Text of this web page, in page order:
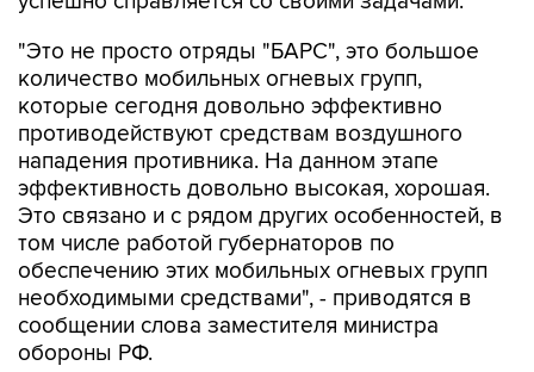
"Это не просто отряды "БАРС", это большое
количество мобильных огневых групп,
которые сегодня довольно эффективно
противодействуют средствам воздушного
нападения противника. На данном этапе
эффективность довольно высокая, хорошая.
Это связано и с рядом других особенностей, в
том числе работой губернаторов по
обеспечению этих мобильных огневых групп
необходимыми средствами", - приводятся в
сообщении слова заместителя министра
обороны РФ.